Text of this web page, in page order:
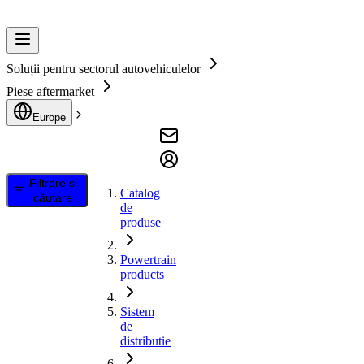
Soluții pentru sectorul autovehiculelor
Piese aftermarket
Europe
Filtrare și
căutare
Catalog
de
produse
Powertrain
products
Sistem
de
distributie